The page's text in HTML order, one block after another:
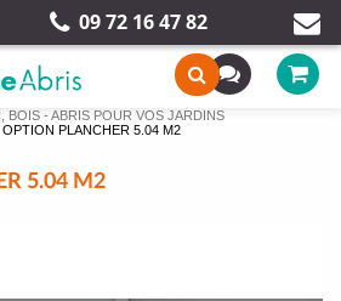
09 72 16 47 82
BOIS - ABRIS POUR VOS JARDINS
OPTION PLANCHER 5.04 M2
5.04 M2